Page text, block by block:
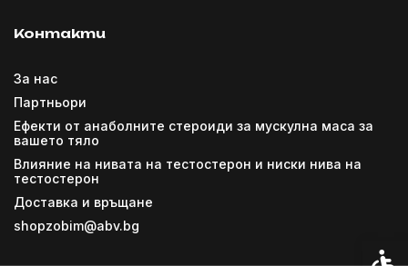
Контакти
За нас
Партньори
Ефекти от анаболните стероиди за мускулна маса за
вашето тяло
Влияние на нивата на тестостерон и ниски нива на
тестостерон
Доставка и връщане
shopzobim@abv.bg